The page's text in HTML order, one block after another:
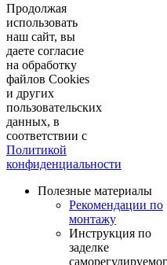
Продолжая
использовать
наш сайт, вы
даете согласие
на обработку
файлов Cookies
и других
пользовательских
данных, в
соответствии с
Политикой
конфиденциальности
Полезные материалы
Рекомендации по
монтажу
Инструкция по
заделке